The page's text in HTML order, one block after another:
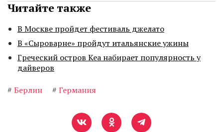
Читайте также
В Москве пройдет фестиваль джелато
В «Сыроварне» пройдут итальянские ужины
Греческий остров Кеа набирает популярность у
дайверов
# Берлин # Германия